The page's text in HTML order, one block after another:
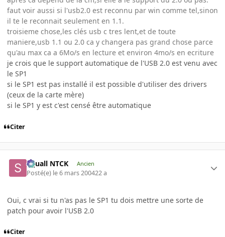
faut voir aussi si l'usb2.0 est reconnu par win comme tel,sinon
il te le reconnait seulement en 1.1.
troisieme chose,les clés usb c tres lent,et de toute
maniere,usb 1.1 ou 2.0 ca y changera pas grand chose parce
qu'au max ca a 6Mo/s en lecture et environ 4mo/s en ecriture
je crois que le support automatique de l'USB 2.0 est venu avec
le SP1
si le SP1 est pas installé il est possible d'utiliser des drivers
(ceux de la carte mère)
si le SP1 y est c'est censé être automatique
Citer
Squall NTCK Ancien
Posté(e) le 6 mars 200422 a
Oui, c vrai si tu n'as pas le SP1 tu dois mettre une sorte de
patch pour avoir l'USB 2.0
Citer